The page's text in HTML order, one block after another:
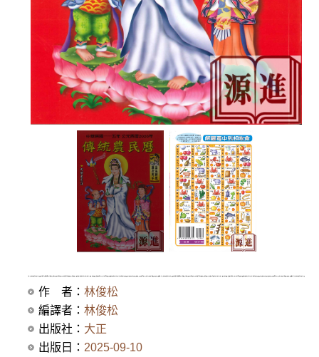
作 者： 林俊松
編譯者： 林俊松
出版社： 大正
出版日： 2025-09-10